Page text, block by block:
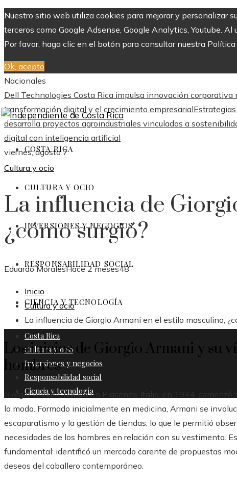
Nuestro sitio web utiliza cookies para mejorar y personalizar
terceros como Google Adsense, Google Analytics, Youtube.
Por favor, haga clic en el botón para consultar nuestra Política
Ok, acepto
Nacionales
Dell Technologies Costa Rica impulsa innovación
transformación digital y el crecimiento empresarial
desarrolla proyectos agroindustriales vinculados a
digital con inteligencia artificial
viernes, agosto 7
COSTA RICA
CULTURA Y OCIO
INVERSIONES Y NEGOCIOS
RESPONSABILIDAD SOCIAL
CIENCIA Y TECNOLOGÍA
Costa Rica
Cultura y ocio
Inversiones y negocios
Responsabilidad social
Ciencia y tecnología
Cultura y ocio
La influencia de
¿cómo surgió?
Eduardo MoralesHace 2 meses48
Inicio
Cultura y ocio
La influencia de Giorgio Armani en el estilo masculino,
Los inicios de Giorgio Armani y su
hombres
Giorgio Armani, nacido en Piacenza, Italia, en 1934,
la moda. Formado inicialmente en medicina, Armani se
escaparatismo y la gestión de tiendas, lo que le permitió
necesidades de los hombres en relación con su vestimenta.
fundamental: identificó un mercado carente de propuestas
deseos del caballero contemporáneo.